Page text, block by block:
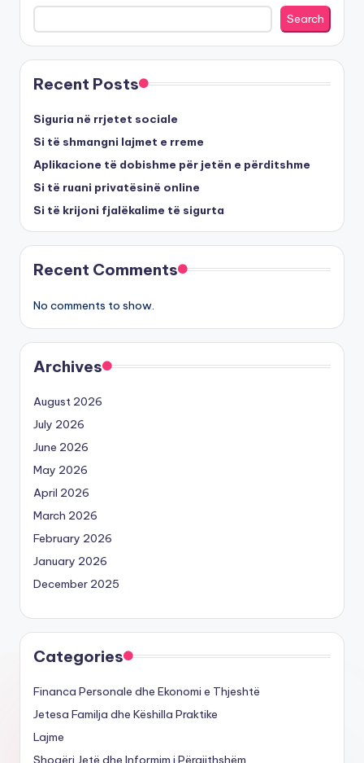
Search
Recent Posts
Siguria në rrjetet sociale
Si të shmangni lajmet e rreme
Aplikacione të dobishme për jetën e përditshme
Si të ruani privatësinë online
Si të krijoni fjalëkalime të sigurta
Recent Comments
No comments to show.
Archives
August 2026
July 2026
June 2026
May 2026
April 2026
March 2026
February 2026
January 2026
December 2025
Categories
Financa Personale dhe Ekonomi e Thjeshtë
Jetesa Familja dhe Këshilla Praktike
Lajme
Shoqëri Jetë dhe Informim i Përgjithshëm